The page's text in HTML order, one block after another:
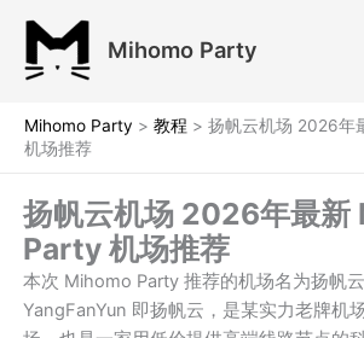
Mihomo Party
Mihomo Party > 教程 > 扬帆云机场 2026年
机场推荐
扬帆云机场 2026年最新
Party 机场推荐
本次 Mihomo Party 推荐的机场名为扬帆
YangFanYun 即扬帆云，是某实力老牌机